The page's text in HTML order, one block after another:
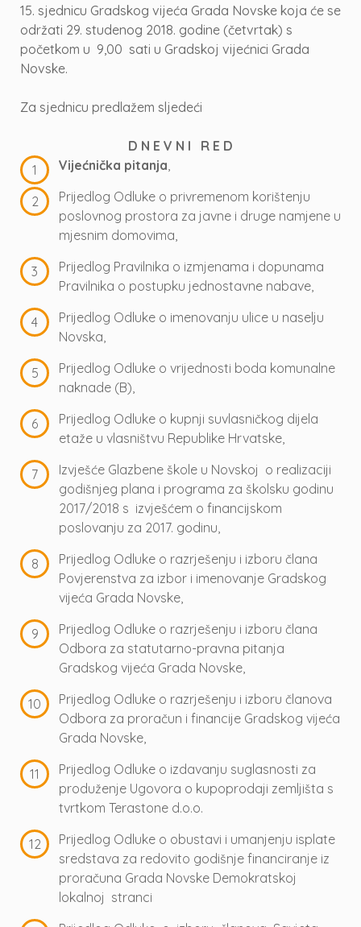
15. sjednicu Gradskog vijeća Grada Novske koja će se
održati 29. studenog 2018. godine (četvrtak) s
početkom u 9,00 sati u Gradskoj vijećnici Grada
Novske.
Za sjednicu predlažem sljedeći
D N E V N I R E D
Vijećnička pitanja,
Prijedlog Odluke o privremenom korištenju
poslovnog prostora za javne i druge namjene u
mjesnim domovima,
Prijedlog Pravilnika o izmjenama i dopunama
Pravilnika o postupku jednostavne nabave,
Prijedlog Odluke o imenovanju ulice u naselju
Novska,
Prijedlog Odluke o vrijednosti boda komunalne
naknade (B),
Prijedlog Odluke o kupnji suvlasničkog dijela
etaže u vlasništvu Republike Hrvatske,
Izvješće Glazbene škole u Novskoj o realizaciji
godišnjeg plana i programa za školsku godinu
2017/2018 s izvješćem o financijskom
poslovanju za 2017. godinu,
Prijedlog Odluke o razrješenju i izboru člana
Povjerenstva za izbor i imenovanje Gradskog
vijeća Grada Novske,
Prijedlog Odluke o razrješenju i izboru člana
Odbora za statutarno-pravna pitanja
Gradskog vijeća Grada Novske,
Prijedlog Odluke o razrješenju i izboru članova
Odbora za proračun i financije Gradskog vijeća
Grada Novske,
Prijedlog Odluke o izdavanju suglasnosti za
produženje Ugovora o kupoprodaji zemljišta s
tvrtkom Terastone d.o.o.
Prijedlog Odluke o obustavi i umanjenju isplate
sredstava za redovito godišnje financiranje iz
proračuna Grada Novske Demokratskoj
lokalnoj stranci